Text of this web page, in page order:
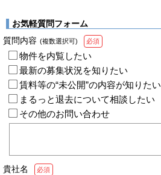
お気軽質問フォーム
質問内容 (複数選択可) 必須
物件を内覧したい
最新の募集状況を知りたい
賃料等の“未公開”の内容が知りたい
まるっと退去について相談したい
その他のお問い合わせ
貴社名 必須